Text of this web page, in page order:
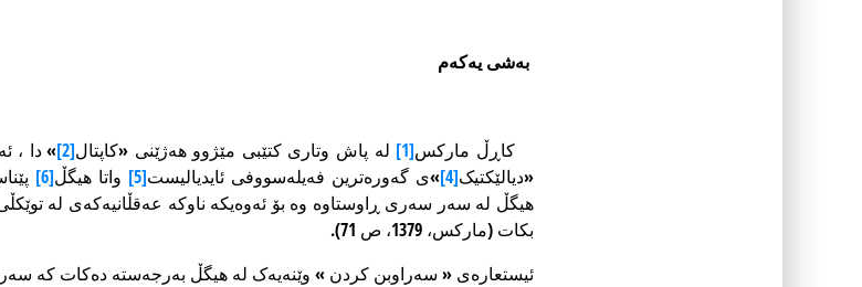
بەشی یەکەم
کاڕڵ مارکس[1] لە پاش وتاری کتێبی مێژوو هەژێنی «کاپتال[2] » دا ،
«دیالێکتیک[4] »ی گەورەترین فەیلەسووفی ئایدیالیست[5] واتا هیگڵ[6]
هیگڵ لە سەر سەری ڕاوستاوە وە بۆ ئەوەیکە ناوکە عەقڵانیەکەی لە
بکات (مارکس، 1379، ص 71).
ئیستعارەی « سەراوبن کردن » وێنەیەک لە هیگڵ بەرجەستە دەکات کە